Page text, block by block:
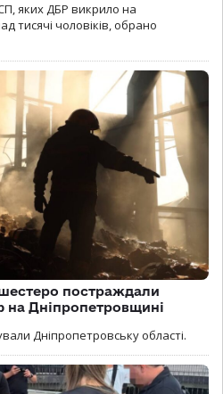
яких ДБР викрило на
тисячі чоловіків, обрано
постраждали
на Дніпропетровщині
Дніпропетровську області.